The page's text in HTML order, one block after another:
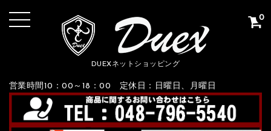
DUEXネットショッピング
営業時間10：00～18：00 定休日：日曜日、月曜日
0